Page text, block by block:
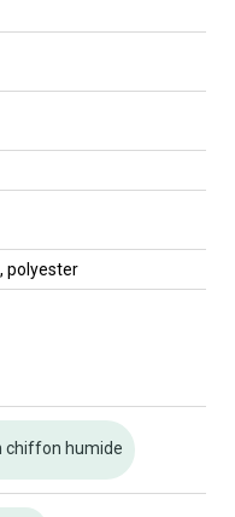
polyester
chiffon humide